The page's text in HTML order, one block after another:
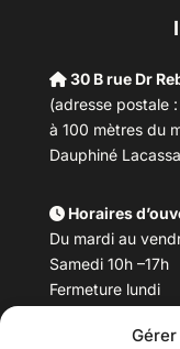
30 B rue Dr
(adresse postale
à 100 mètres du
Dauphiné
Horaires
Du mardi au
Samedi 10h –17h
Fermeture lundi